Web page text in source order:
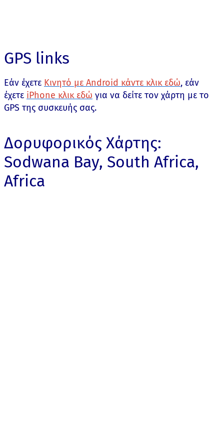
GPS links
Εάν έχετε Κινητό με Android κάντε κλικ εδώ, εάν
έχετε iPhone κλικ εδώ για να δείτε τον χάρτη με το
GPS της συσκευής σας.
Δορυφορικός Χάρτης:
Sodwana Bay, South Africa,
Africa